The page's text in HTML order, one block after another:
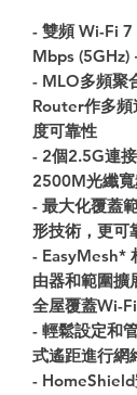
- 雙頻Wi-Fi 7
Mbps (5GHz)
- MLO多頻聚
Router作多頻
度可靠性
- 2個2.5G連
2500M光纖
- 最大化覆蓋
形技術，更可
- EasyMesh*
由器和範圍擴
全屋覆蓋Wi-Fi
- 輕鬆設定和
式遙距進行網
- HomeShield